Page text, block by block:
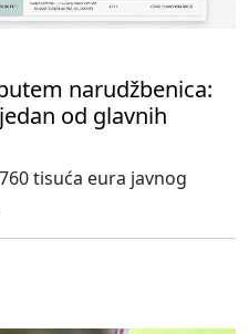
narudžbenica:
od glavnih
tisuća eura javnog